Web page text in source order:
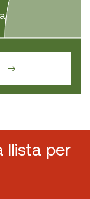
llista per